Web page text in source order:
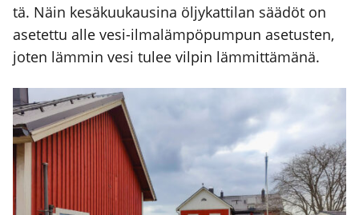
tä. Näin kesä­kuu­kausi­na öljy­kat­ti­lan sää­döt on
ase­tet­tu alle vesi-ilma­läm­pö­pum­pun ase­tus­ten,
joten läm­min vesi tulee vil­pin läm­mit­tä­mä­nä.